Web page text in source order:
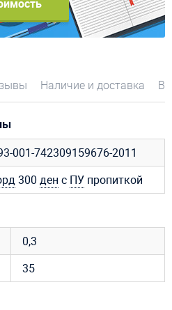
Наличие и доставка
001-742309159676-2011
300 ден с ПУ пропиткой
0,3
35